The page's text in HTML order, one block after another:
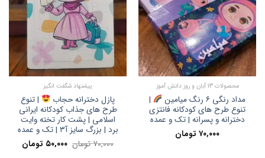
محصولات 13 آبان و روز دانش آموز
مداد رنگی ۶ رنگ میامین
|
تنوع طرح های کودکانه فانتزی
دخترانه و پسرانه | تک و عمده
۷۰,۰۰۰ تومان
پیشنهاد شگفت انگیز
پازل دخترانه حجاب
| تنوع
طرح های جذاب کودکانه ایرانی
اسلامی | پشت کار تخته وایت
برد | بزرگ سایز آ۳ | تک و عمده
۷۰,۰۰۰تومان قیمت
اصلی:
۵۰,۰۰۰ تومان